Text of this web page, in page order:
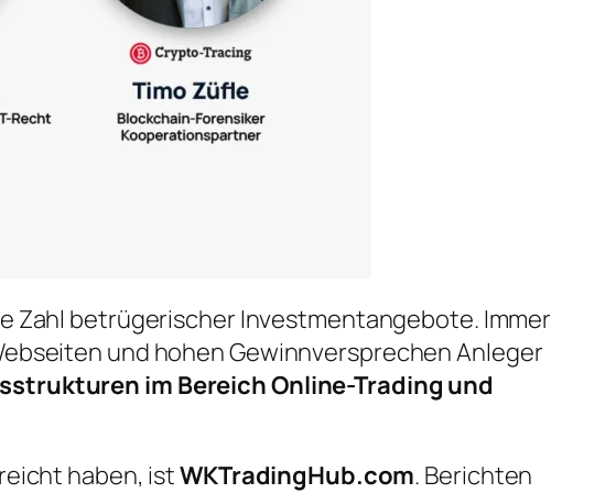
Zahl betrügerischer Investmentangebote. Immer
und hohen Gewinnversprechen Anleger
im Bereich Online-Trading und
haben, istWKTradingHub.com. Berichten